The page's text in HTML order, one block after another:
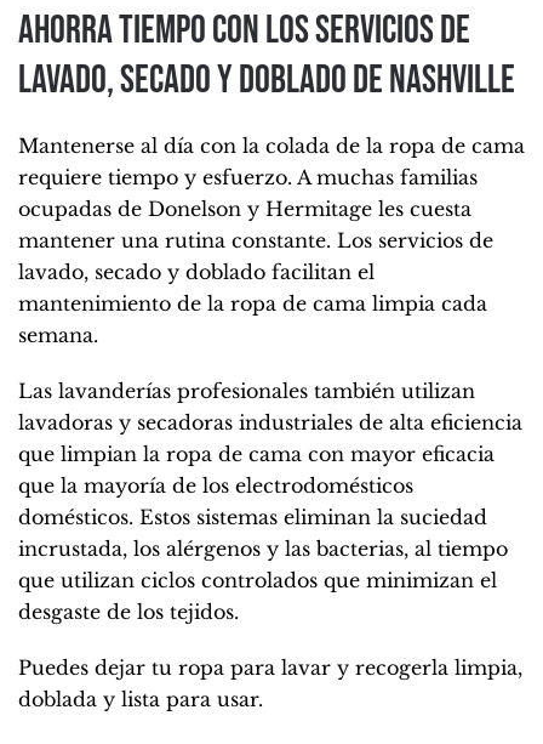
Ahorra tiempo con los servicios de
lavado, secado y doblado de Nashville
Mantenerse al día con la colada de la ropa de cama
requiere tiempo y esfuerzo. A muchas familias
ocupadas de Donelson y Hermitage les cuesta
mantener una rutina constante. Los servicios de
lavado, secado y doblado facilitan el
mantenimiento de la ropa de cama limpia cada
semana.
Las lavanderías profesionales también utilizan
lavadoras y secadoras industriales de alta eficiencia
que limpian la ropa de cama con mayor eficacia
que la mayoría de los electrodomésticos
domésticos. Estos sistemas eliminan la suciedad
incrustada, los alérgenos y las bacterias, al tiempo
que utilizan ciclos controlados que minimizan el
desgaste de los tejidos.
Puedes dejar tu ropa para lavar y recogerla limpia,
doblada y lista para usar.